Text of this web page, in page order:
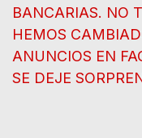
BANCARIAS. NO
HEMOS
ANUNCIOS EN
SE DEJE